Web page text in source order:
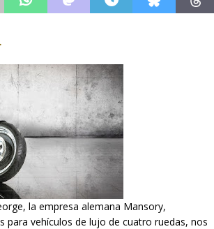
la empresa alemana Mansory,
para vehículos de lujo de cuatro ruedas, nos